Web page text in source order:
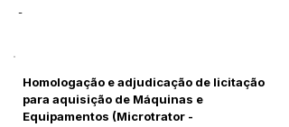
-
Homologação e adjudicação de licitação
para aquisição de Máquinas e
Equipamentos (Microtrator -